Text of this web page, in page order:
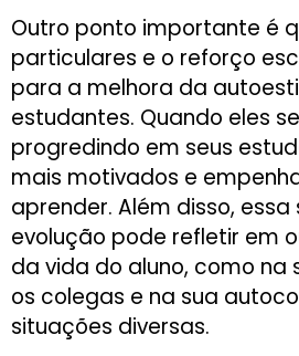
Outro ponto importante é
particulares e o reforço
para a melhora da
estudantes. Quando eles
progredindo em seus
mais motivados e
aprender. Além disso,
evolução pode refletir em
da vida do aluno, como na
os colegas e na sua
situações diversas.